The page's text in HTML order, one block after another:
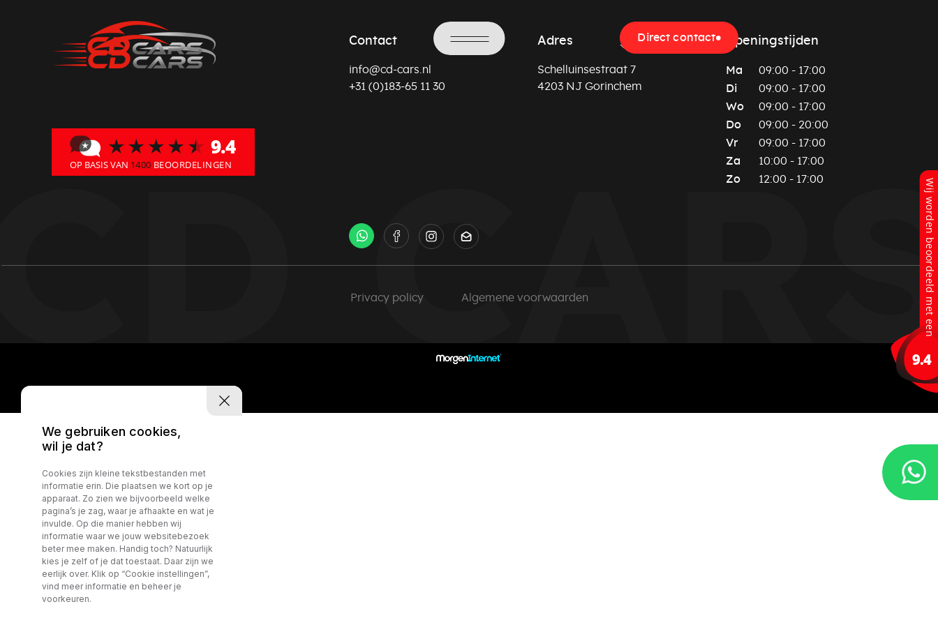
Direct contact
Contact
info@cd-cars.nl
+31 (0)183-65 11 30
Adres
Schelluinsestraat 7
4203 NJ Gorinchem
Openingstijden
Ma
09:00 - 17:00
Di
09:00 - 17:00
Wo
09:00 - 17:00
Do
09:00 - 20:00
Vr
09:00 - 17:00
Za
10:00 - 17:00
Zo
12:00 - 17:00
Privacy policy Algemene voorwaarden
We gebruiken cookies,
wil je dat?
Cookies zijn kleine tekstbestanden met
informatie erin. Die plaatsen we kort op je
apparaat. Zo zien we bijvoorbeeld welke
pagina’s je zag, waar je afhaakte en wat je
invulde. Op die manier hebben wij
informatie waar we jouw websitebezoek
beter mee maken. Handig toch? Natuurlijk
kies je zelf of je dat toestaat. Daar zijn we
eerlijk over. Klik op “Cookie instellingen”,
vind meer informatie en beheer je
voorkeuren.